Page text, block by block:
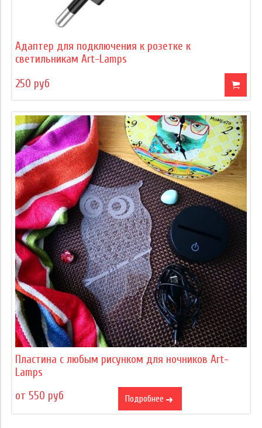
Адаптер для подключения к розетке к
светильникам Art-Lamps
250 руб
Пластина с любым рисунком для ночников Art-
Lamps
от 550 руб
Подробнее